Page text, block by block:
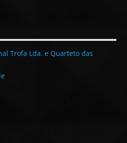
Trofa Lda. e Quarteto das